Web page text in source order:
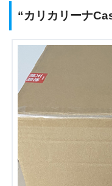
“カリカリーナ